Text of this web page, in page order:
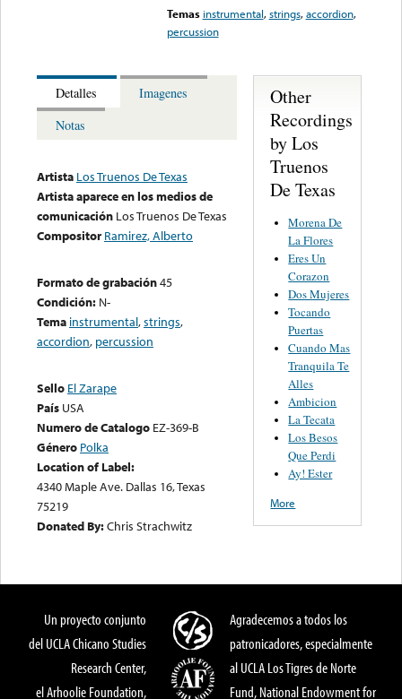
Temas instrumental,strings,accordion,
percussion
Detalles
Imagenes
Notas
Artista Los Truenos De Texas
Artista aparece en los medios de
comunicación Los Truenos De Texas
Compositor Ramirez, Alberto
Formato de grabación45
Condición: N-
Tema instrumental,strings,
accordion, percussion
Sello El Zarape
País USA
Numero de Catalogo EZ-369-B
Género Polka
Location of Label:
4340 Maple Ave. Dallas 16, Texas
75219
Donated By:Chris Strachwitz
Other
Recordings
by Los
Truenos
De Texas
Morena De
La Flores
Eres Un
Corazon
Dos Mujeres
Tocando
Puertas
Cuando Mas
Tranquila Te
Alles
Ambicion
La Tecata
Los Besos
Que Perdi
Ay! Ester
More
Un proyecto conjunto
del UCLA Chicano Studies
Research Center,
el Arhoolie Foundation,
Agradecemos a todos los
patronicadores, especialmente
al UCLA Los Tigres de Norte
Fund, National Endowment for